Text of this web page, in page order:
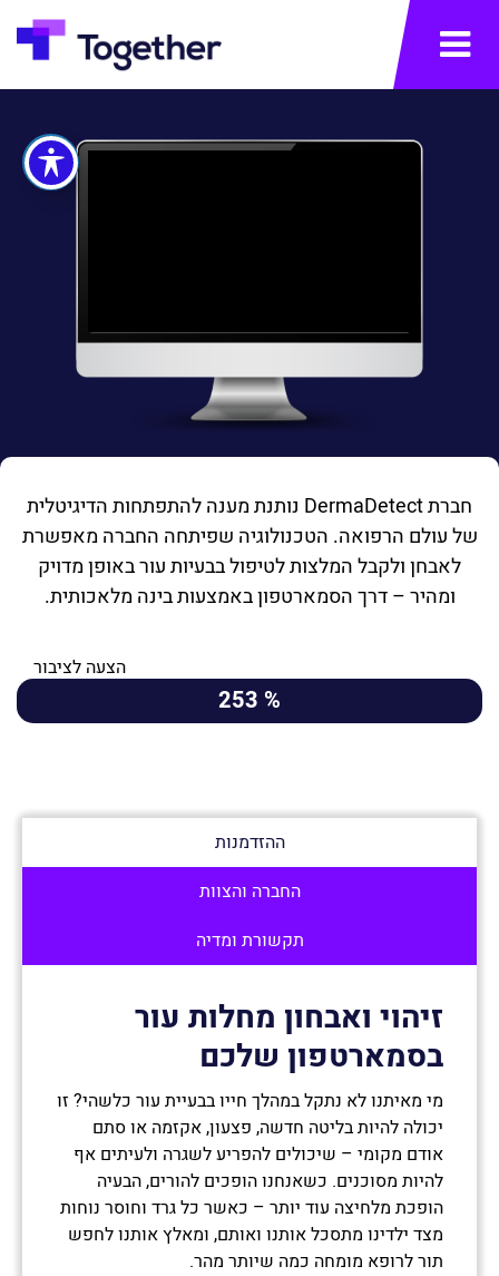
תפריט
חברת DermaDetect נותנת מענה להתפתחות הדיגיטלית
של עולם הרפואה. הטכנולוגיה שפיתחה החברה מאפשרת
לאבחן ולקבל המלצות לטיפול בבעיות עור באופן מדויק
ומהיר – דרך הסמארטפון באמצעות בינה מלאכותית.
% 253
הצעה לציבור
ההזדמנות
החברה והצוות
תקשורת ומדיה
זיהוי ואבחון מחלות עור
בסמארטפון שלכם
מי מאיתנו לא נתקל במהלך חייו בבעיית עור כלשהי? זו
יכולה להיות בליטה חדשה, פצעון, אקזמה או סתם
אודם מקומי – שיכולים להפריע לשגרה ולעיתים אף
להיות מסוכנים. כשאנחנו הופכים להורים, הבעיה
הופכת מלחיצה עוד יותר – כאשר כל גרד וחוסר נוחות
מצד ילדינו מתסכל אותנו ואותם, ומאלץ אותנו לחפש
תור לרופא מומחה כמה שיותר מהר.